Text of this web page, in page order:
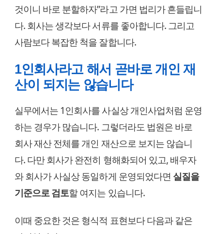
것이니 바로 분할하자”라고 가면 법리가 흔들립니
다. 회사는 생각보다 서류를 좋아합니다. 그리고
사람보다 복잡한 척을 잘합니다.
1인회사라고 해서 곧바로 개인 재
산이 되지는 않습니다
실무에서는 1인회사를 사실상 개인사업처럼 운영
하는 경우가 많습니다. 그렇더라도 법원은 바로
회사 재산 전체를 개인 재산으로 보지는 않습니
다. 다만 회사가 완전히 형해화되어 있고, 배우자
와 회사가 사실상 동일하게 운영되었다면 실질을
기준으로 검토할 여지는 있습니다.
이때 중요한 것은 형식적 표현보다 다음과 같은